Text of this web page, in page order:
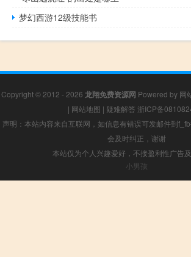
梦幻西游12级技能书
Copyright © 2012 - 2026 龙翔免费资源网 Powered by 网
| 网站地图 | 疑难解答 浙ICP备
声明：本站内容来自互联网，如信息有错误可发邮件到
会及时纠正，谢谢
本站仅为个人兴趣爱好，不接盈利性广告
小男孩